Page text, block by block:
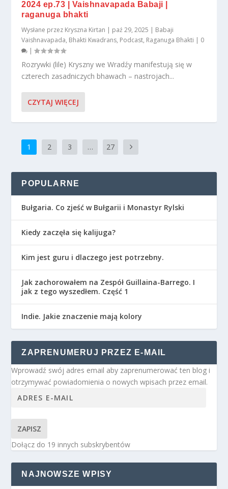
2024 ep.73 | Vaishnavapada Babaji |
raganuga bhakti
Wysłane przez Kryszna Kirtan | paź 29, 2025 | Babaji
Vaishnavapada, Bhakti Kwadrans, Podcast, Raganuga Bhakti | 0
|
Rozrywki (lile) Kryszny we Wradźy manifestują się w
czterech zasadniczych bhawach – nastrojach...
CZYTAJ WIĘCEJ
1 2 3 … 27
POPULARNE
Bułgaria. Co zjeść w Bułgarii i Monastyr Rylski
Kiedy zaczęła się kalijuga?
Kim jest guru i dlaczego jest potrzebny.
Jak zachorowałem na Zespół Guillaina-Barrego. I
jak z tego wyszedłem. Część 1
Indie. Jakie znaczenie mają kolory
ZAPRENUMERUJ PRZEZ E-MAIL
Wprowadź swój adres email aby zaprenumerować ten blog i
otrzymywać powiadomienia o nowych wpisach przez email.
ZAPISZ
Dołącz do 19 innych subskrybentów
NAJNOWSZE WPISY